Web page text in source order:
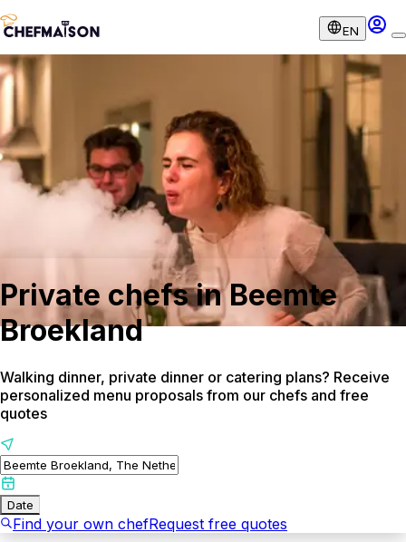
EN
Private chefs in Beemte
Broekland
Walking dinner, private dinner or catering plans? Receive
personalized menu proposals from our chefs and free
quotes
Date
Find your own chefRequest free quotes